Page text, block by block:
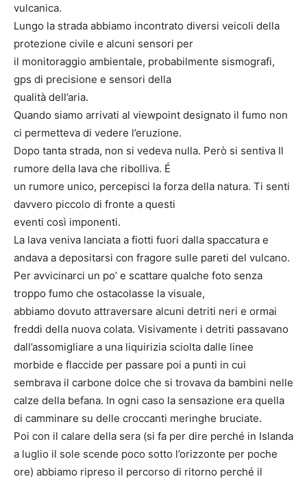
vulcanica.
Lungo la strada abbiamo incontrato diversi veicoli della
protezione civile e alcuni sensori per
il monitoraggio ambientale, probabilmente sismografi,
gps di precisione e sensori della
qualità dell’aria.
Quando siamo arrivati al viewpoint designato il fumo non
ci permetteva di vedere l’eruzione.
Dopo tanta strada, non si vedeva nulla. Però si sentiva Il
rumore della lava che ribolliva. É
un rumore unico, percepisci la forza della natura. Ti senti
davvero piccolo di fronte a questi
eventi così imponenti.
La lava veniva lanciata a fiotti fuori dalla spaccatura e
andava a depositarsi con fragore sulle pareti del vulcano.
Per avvicinarci un po’ e scattare qualche foto senza
troppo fumo che ostacolasse la visuale,
abbiamo dovuto attraversare alcuni detriti neri e ormai
freddi della nuova colata. Visivamente i detriti passavano
dall’assomigliare a una liquirizia sciolta dalle linee
morbide e flaccide per passare poi a punti in cui
sembrava il carbone dolce che si trovava da bambini nelle
calze della befana. In ogni caso la sensazione era quella
di camminare su delle croccanti meringhe bruciate.
Poi con il calare della sera (si fa per dire perché in Islanda
a luglio il sole scende poco sotto l’orizzonte per poche
ore) abbiamo ripreso il percorso di ritorno perché il